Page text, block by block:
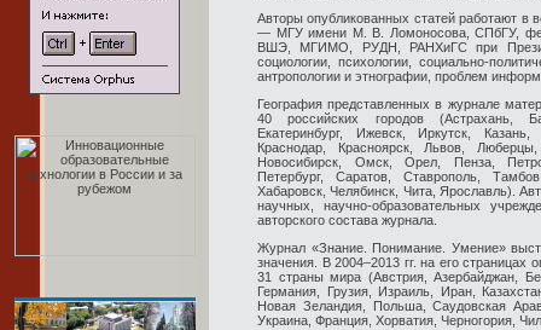
Авторы опубликованных статей работают в
— МГУ имени М. В. Ломоносова, СПбГУ,
ВШЭ, МГИМО, РУДН, РАНХиГС при
социологии, психологии, социально-
антропологии и этнографии, проблем
География представленных в журнале
40 российских городов (Астрахань,
Екатеринбург, Ижевск, Иркутск,
Краснодар, Красноярск, Львов,
Новосибирск, Омск, Орел, Пенза,
Петербург, Саратов, Ставрополь,
Хабаровск, Челябинск, Чита, Ярославль).
научных, научно-образовательных
авторского состава журнала.
Журнал «Знание. Понимание. Умение»
значения. В 2004–2013 гг. на его страницах
31 страны мира (Австрия, Азербайджан,
Германия, Грузия, Израиль, Иран,
Новая Зеландия, Польша, Саудовская
Украина, Франция, Хорватия, Черногория,